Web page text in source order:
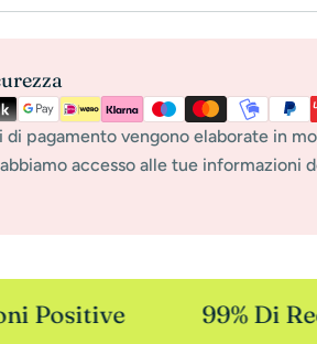
di pagamento vengono elaborate in
accesso alle tue informazioni
Positive 99% Di